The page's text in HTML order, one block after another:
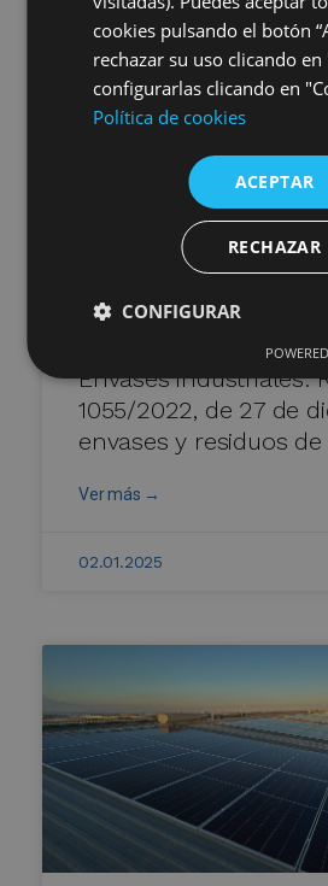
18.03.2025
Envases industriales:
1055/2022, de 27 de
envases y residuos de
Ver más →
02.01.2025
cookies pulsando el botón
rechazar su uso clicando en
configurarlas clicando en
Política de cookies
ACEPTAR
RECHAZAR
CONFIGURAR